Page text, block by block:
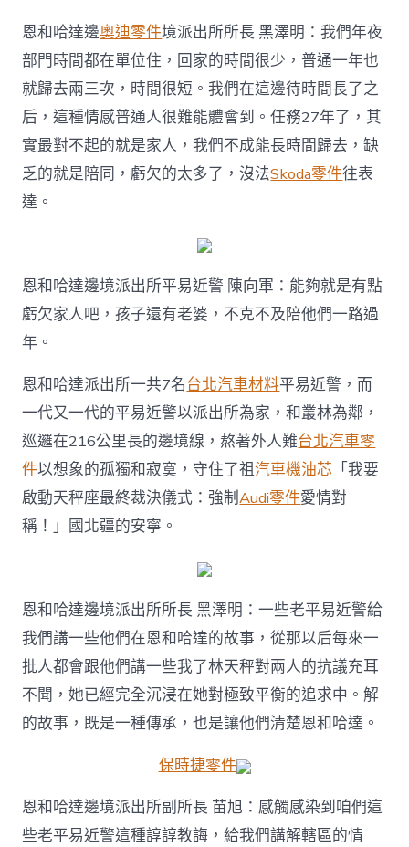
恩和哈達邊奧迪零件境派出所所長 黑澤明：我們年夜
部門時間都在單位住，回家的時間很少，普通一年也
就歸去兩三次，時間很短。我們在這邊待時間長了之
后，這種情感普通人很難能體會到。任務27年了，其
實最對不起的就是家人，我們不成能長時間歸去，缺
乏的就是陪同，虧欠的太多了，沒法Skoda零件往表
達。
恩和哈達邊境派出所平易近警 陳向軍：能夠就是有點
虧欠家人吧，孩子還有老婆，不克不及陪他們一路過
年。
恩和哈達派出所一共7名台北汽車材料平易近警，而
一代又一代的平易近警以派出所為家，和叢林為鄰，
巡邏在216公里長的邊境線，熬著外人難台北汽車零
件以想象的孤獨和寂寞，守住了祖汽車機油芯 「我要
啟動天秤座最終裁決儀式：強制Audi零件愛情對
稱！」國北疆的安寧。
恩和哈達邊境派出所所長 黑澤明：一些老平易近警給
我們講一些他們在恩和哈達的故事，從那以后每來一
批人都會跟他們講一些我了林天秤對兩人的抗議充耳
不聞，她已經完全沉浸在她對極致平衡的追求中。解
的故事，既是一種傳承，也是讓他們清楚恩和哈達。
保時捷零件
恩和哈達邊境派出所副所長 苗旭：感觸感染到咱們這
些老平易近警這種諄諄教誨，給我們講解轄區的情